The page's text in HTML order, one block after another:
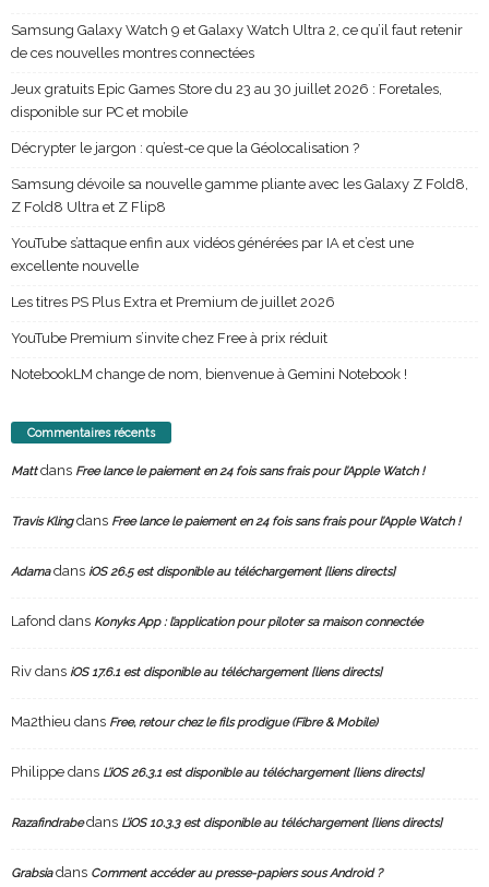
Samsung Galaxy Watch 9 et Galaxy Watch Ultra 2, ce qu’il faut retenir
de ces nouvelles montres connectées
Jeux gratuits Epic Games Store du 23 au 30 juillet 2026 : Foretales,
disponible sur PC et mobile
Décrypter le jargon : qu’est-ce que la Géolocalisation ?
Samsung dévoile sa nouvelle gamme pliante avec les Galaxy Z Fold8,
Z Fold8 Ultra et Z Flip8
YouTube s’attaque enfin aux vidéos générées par IA et c’est une
excellente nouvelle
Les titres PS Plus Extra et Premium de juillet 2026
YouTube Premium s’invite chez Free à prix réduit
NotebookLM change de nom, bienvenue à Gemini Notebook !
Commentaires récents
Mattdans Free lance le paiement en 24 fois sans frais pour l’Apple Watch !
Travis Klingdans Free lance le paiement en 24 fois sans frais pour l’Apple Watch !
Adamadans iOS 26.5 est disponible au téléchargement [liens directs]
Lafond dans Konyks App : l’application pour piloter sa maison connectée
Riv dans iOS 17.6.1 est disponible au téléchargement [liens directs]
Ma2thieu dans Free, retour chez le fils prodigue (Fibre & Mobile)
Philippe dans L’iOS 26.3.1 est disponible au téléchargement [liens directs]
Razafindrabedans L’iOS 10.3.3 est disponible au téléchargement [liens directs]
Grabsiadans Comment accéder au presse-papiers sous Android ?